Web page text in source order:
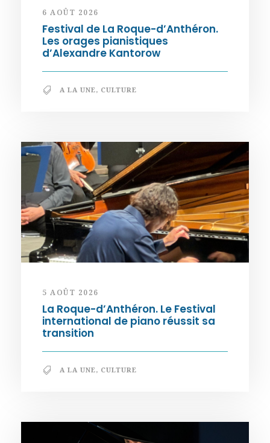
6 AOÛT 2026
Festival de La Roque-d’Anthéron.
Les orages pianistiques
d’Alexandre Kantorow
A LA UNE, CULTURE
5 AOÛT 2026
La Roque-d’Anthéron. Le Festival
international de piano réussit sa
transition
A LA UNE, CULTURE